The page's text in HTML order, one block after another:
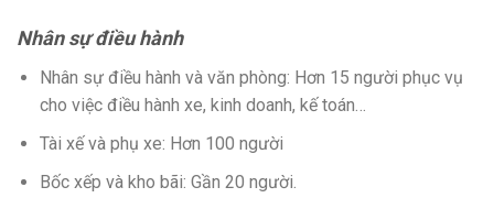
Nhân sự điều hành
Nhân sự điều hành và văn phòng: Hơn 15 người phục vụ
cho việc điều hành xe, kinh doanh, kế toán…
Tài xế và phụ xe: Hơn 100 người
Bốc xếp và kho bãi: Gần 20 người.